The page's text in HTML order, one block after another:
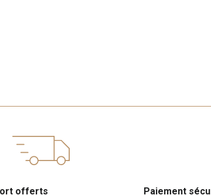
offerts
Paiement